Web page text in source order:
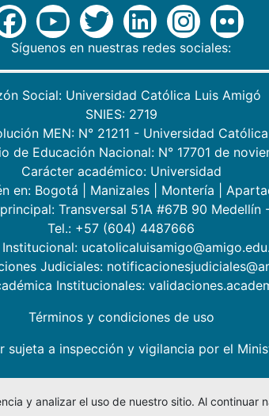
Síguenos en nuestras redes sociales:
Social: Universidad Católica Luis Amigó
SNIES: 2719
MEN: N° 21211 - Universidad Católica
de Educación Nacional: N° 17701 de
Carácter académico: Universidad
en: Bogotá Manizales Montería
Transversal 51A #67B 90 Medellín
Tel.: +57 (604) 4487666
Judiciales:
Institucionales:
Términos y condiciones de uso
sujeta a inspección y vigilancia por el
y analizar el uso de nuestro sitio. Al continuar